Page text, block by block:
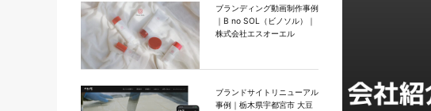
ブランディング動画制作事例
｜B no SOL（ビノソル）｜
株式会社エスオーエル
ブランドサイトリニューアル
事例｜栃木県宇都宮市 大豆